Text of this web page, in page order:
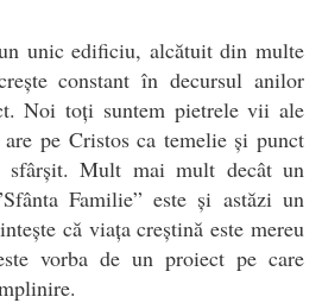
unic edificiu, alcătuit din multe
constant în decursul anilor
Noi toți suntem pietrele vii ale
pe Cristos ca temelie și punct
sfârșit. Mult mai mult decât un
Familie” este și astăzi un
că viața creștină este mereu
vorba de un proiect pe care